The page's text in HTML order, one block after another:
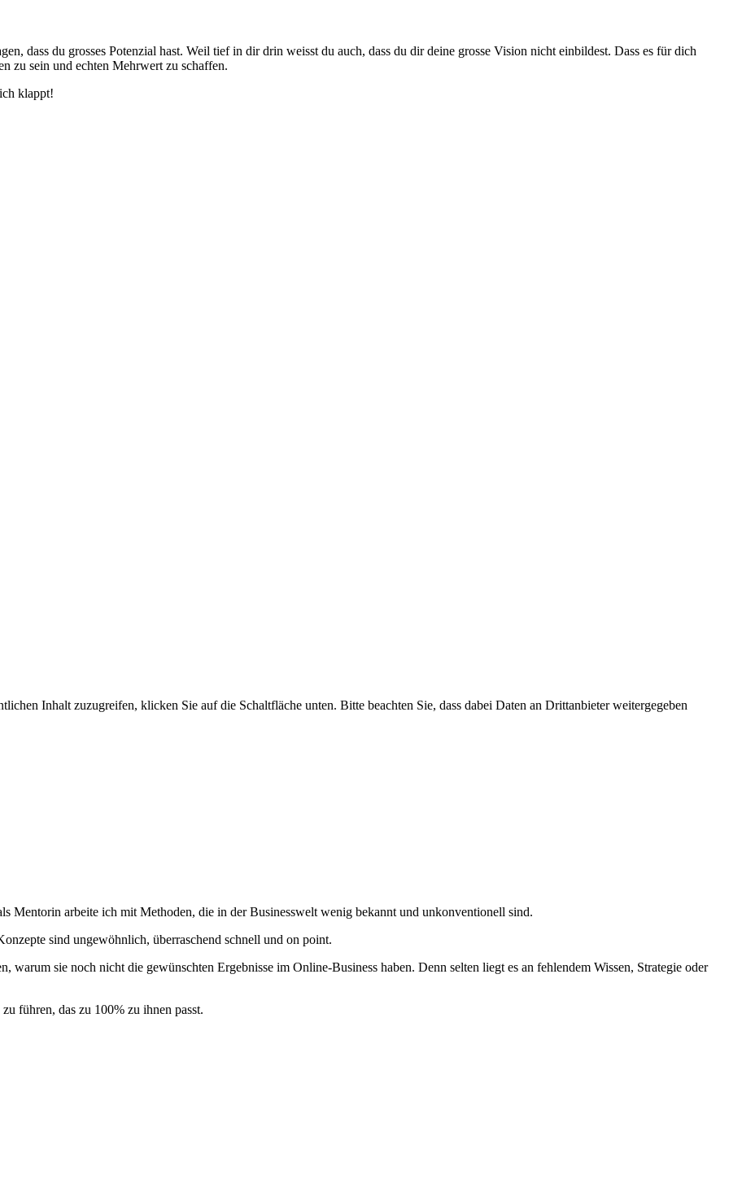
dass du grosses Potenzial hast. Weil tief in dir drin weisst du auch, dass du dir deine grosse Vision nicht einbildest. Dass es für dich
zu sein und echten Mehrwert zu schaffen.
klappt!
Inhalt zuzugreifen, klicken Sie auf die Schaltfläche unten. Bitte beachten Sie, dass dabei Daten an Drittanbieter weitergegeben
Mentorin arbeite ich mit Methoden, die in der Businesswelt wenig bekannt und unkonventionell sind.
sind ungewöhnlich, überraschend schnell und on point.
warum sie noch nicht die gewünschten Ergebnisse im Online-Business haben. Denn selten liegt es an fehlendem Wissen, Strategie oder
führen, das zu 100% zu ihnen passt.